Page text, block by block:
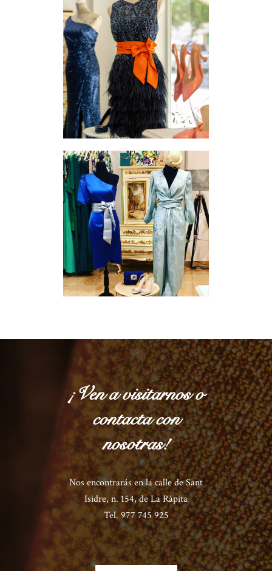
¡Ven a visitarnos o
contacta con
nosotras!
Nos encontrarás en la calle de Sant
Isidre, n. 154, de La Ràpita
Tel. 977 745 925